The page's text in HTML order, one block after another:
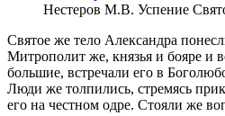
Нестеров М.В. Успение
Святое же тело Александра
Митрополит же, князья и бояре и
большие, встречали его в
Люди же толпились, стремясь
его на честном одре. Стояли же